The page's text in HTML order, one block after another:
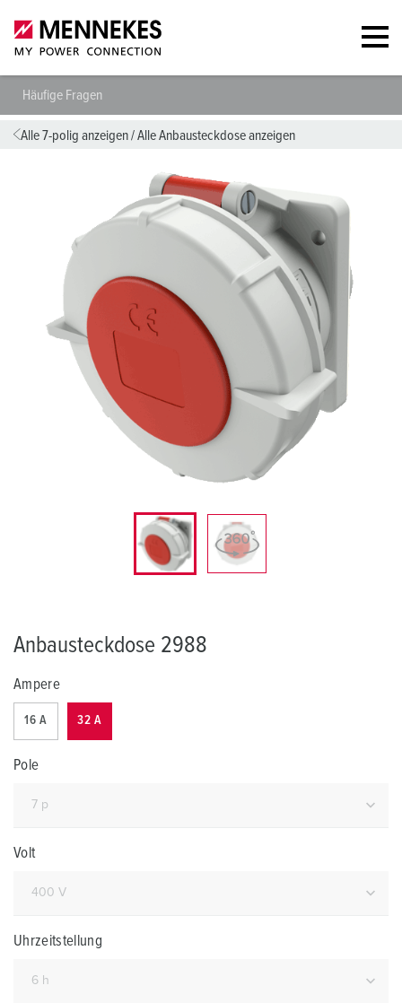
Häufige Fragen
Alle 7-polig anzeigen/Alle Anbausteckdose anzeigen
Anbausteckdose 2988
Ampere
16 A 32 A
Pole
Volt
Uhrzeitstellung